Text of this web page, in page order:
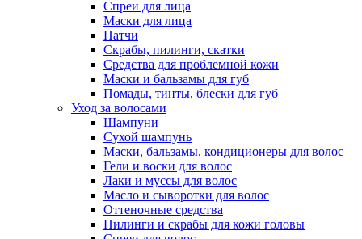
Спреи для лица
Маски для лица
Патчи
Скрабы, пилинги, скатки
Средства для проблемной кожи
Маски и бальзамы для губ
Помады, тинты, блески для губ
Уход за волосами
Шампуни
Сухой шампунь
Маски, бальзамы, кондиционеры для волос
Гели и воски для волос
Лаки и муссы для волос
Масло и сыворотки для волос
Оттеночные средства
Пилинги и скрабы для кожи головы